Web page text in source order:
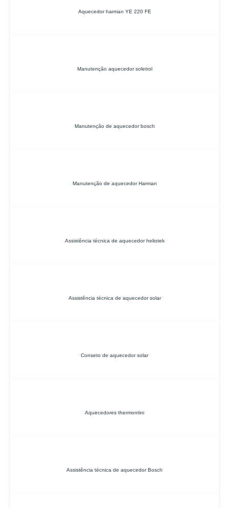
Aquecedor harman YE 220 FE
Manutenção aquecedor soletrol
Manutenção de aquecedor bosch
Manutenção de aquecedor Harman
Assistência técnica de aquecedor heliotek
Assistência técnica de aquecedor solar
Conseto de aquecedor solar
Aquecedores thermontini
Assistência técnica de aquecedor Bosch